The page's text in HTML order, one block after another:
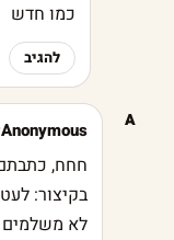
כמו חדש
להגיב
A
Anonymous
חחח,
בקיצור:
לא משלמים